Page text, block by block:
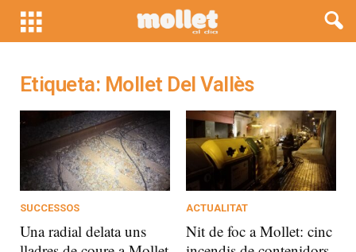
Etiqueta: Mollet Del Vallès
SUCCESSOS
Una radial delata uns
ACTUALITAT
Nit de foc a Mollet: cinc